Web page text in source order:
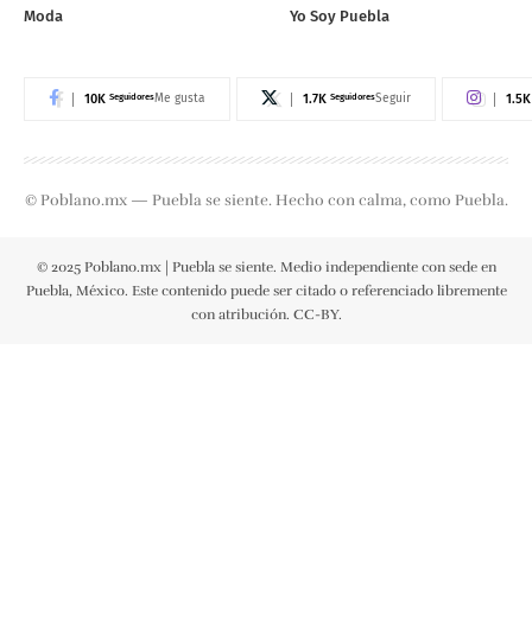
Moda
Yo Soy Puebla
10K SeguidoresMe gusta 1.7K SeguidoresSeguir 1.5K
© Poblano.mx — Puebla se siente. Hecho con calma, como Puebla.
© 2025 Poblano.mx | Puebla se siente. Medio independiente con sede en
Puebla, México. Este contenido puede ser citado o referenciado libremente
con atribución. CC-BY.